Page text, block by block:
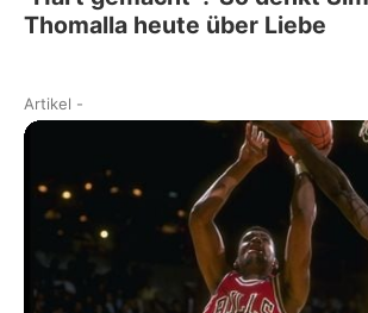
Thomalla heute über Liebe
Artikel -